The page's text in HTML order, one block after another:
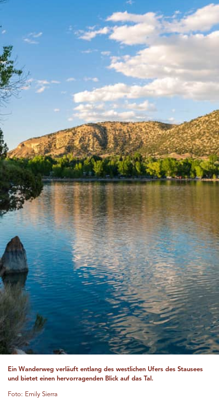
Ein Wanderweg verläuft entlang des westlichen Ufers des Stausees
und bietet einen hervorragenden Blick auf das Tal.
Foto: Emily Sierra